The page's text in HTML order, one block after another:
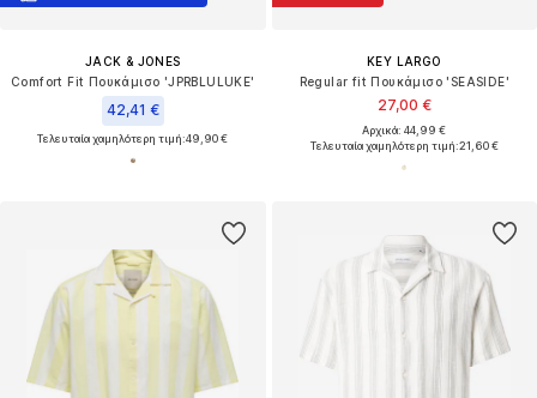
JACK & JONES
Comfort Fit Πουκάμισο 'JPRBLULUKE'
42,41 €
Τελευταία χαμηλότερη τιμή:49,90 €
KEY LARGO
Regular fit Πουκάμισο 'SEASIDE'
27,00 €
Αρχικά: 44,99 €
Τελευταία χαμηλότερη τιμή:21,60 €